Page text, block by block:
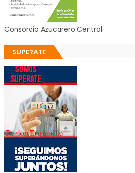
Consorcio Azucarero Central
SUPERATE